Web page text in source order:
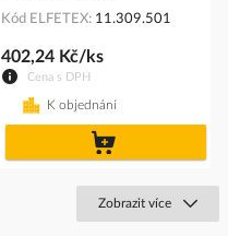
Kód ELFETEX 11.309.501
Cena s DPH
402,24 Kč/ks
K objednání
Zobrazit více